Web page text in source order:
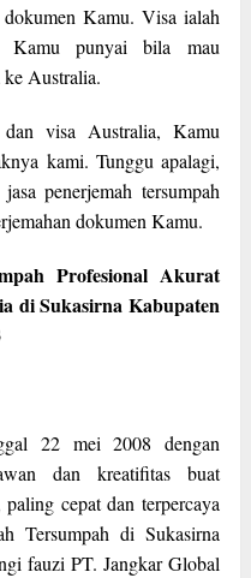
dokumen Kamu. Visa ialah
Kamu punyai bila mau
Australia.
dan visa Australia, Kamu
kami. Tunggu apalagi,
penerjemah tersumpah
dokumen Kamu.
Profesional Akurat
di Sukasirna Kabupaten
22 mei 2008 dengan
dan kreatifitas buat
cepat dan terpercaya
Tersumpah di Sukasirna
fauzi PT. Jangkar Global